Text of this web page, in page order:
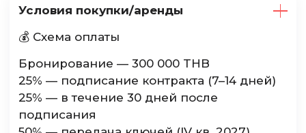
Условия покупки/аренды
💰 Схема оплаты
Бронирование — 300 000 THB
25% — подписание контракта (7–14 дней)
25% — в течение 30 дней после
подписания